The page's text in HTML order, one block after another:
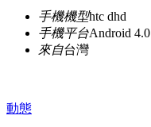
手機機型htc dhd
手機平台Android 4.0
來自台灣
動態